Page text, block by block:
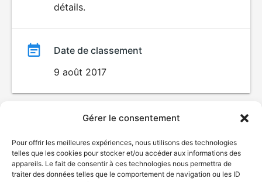
Gérer le consentement
Pour offrir les meilleures expériences, nous utilisons des technologies
telles que les cookies pour stocker et/ou accéder aux informations des
appareils. Le fait de consentir à ces technologies nous permettra de
traiter des données telles que le comportement de navigation ou les ID
détails.
Date de classement
9 août 2017